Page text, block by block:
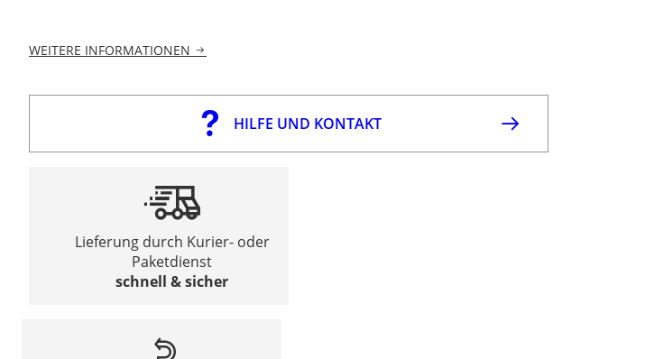
WEITERE INFORMATIONEN
HILFE UND KONTAKT
Lieferung durch Kurier- oder
Paketdienst
schnell & sicher